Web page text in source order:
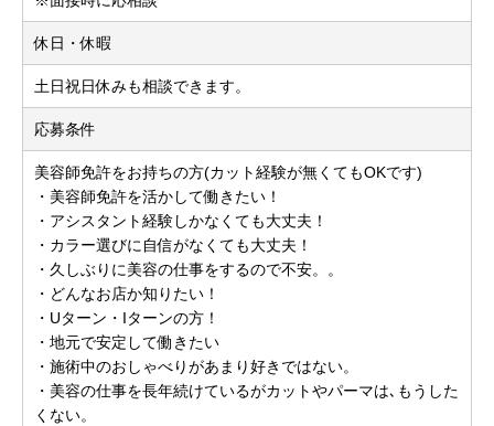
休日・休暇
土日祝日休みも相談できます。
応募条件
美容師免許をお持ちの方(カット経験が無くてもOKです)
・美容師免許を活かして働きたい！
・アシスタント経験しかなくても大丈夫！
・カラー選びに自信がなくても大丈夫！
・久しぶりに美容の仕事をするので不安。。
・どんなお店か知りたい！
・Uターン・Iターンの方！
・地元で安定して働きたい
・施術中のおしゃべりがあまり好きではない。
・美容の仕事を長年続けているがカットやパーマは､もうした
くない。